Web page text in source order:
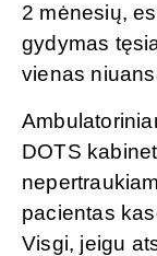
2 mėnesių,
gydymas
vienas
DOTS
pacientas
Visgi, jeigu